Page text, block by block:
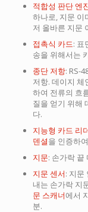
적합성 판단 엔
하나로, 지문 이
저 올바른 지문
접촉식 카드: 표
송을 위해서는
종단 저항: RS-
저항. 데이지 체
하여 전류의 흐
질을 얻기 위해
다.
지능형 카드 리
덴셜을 인증하
지문: 손가락 끝
지문 센서: 지문
내는 손가락 지
문 스캐너에서
분.